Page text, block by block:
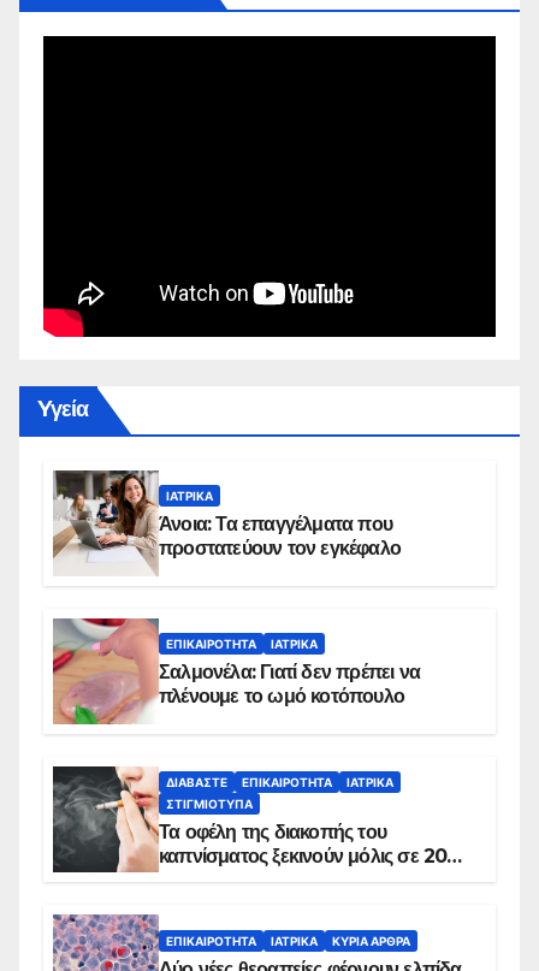
Yγεία
ΙΑΤΡΙΚΆ
Άνοια: Τα επαγγέλματα που
προστατεύουν τον εγκέφαλο
ΕΠΙΚΑΙΡΌΤΗΤΑ ΙΑΤΡΙΚΆ
Σαλμονέλα: Γιατί δεν πρέπει να
πλένουμε το ωμό κοτόπουλο
ΔΙΑΒΆΣΤΕ ΕΠΙΚΑΙΡΌΤΗΤΑ
ΙΑΤΡΙΚΆ
ΣΤΙΓΜΙΌΤΥΠΑ
Τα οφέλη της διακοπής του
καπνίσματος ξεκινούν μόλις σε 20
ΕΠΙΚΑΙΡΌΤΗΤΑ ΙΑΤΡΙΚΆ ΚΥΡΙΑ ΑΡΘΡΑ